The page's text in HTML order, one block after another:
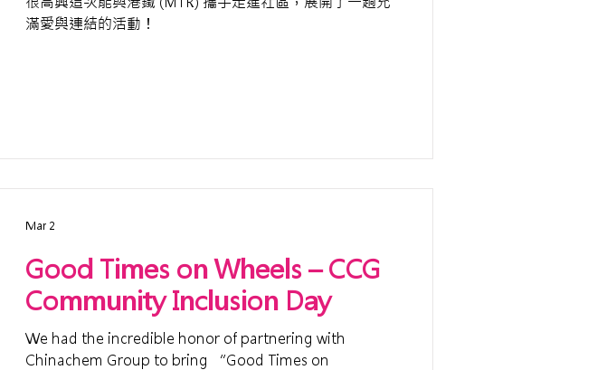
滿愛與連結的活動！
Good Times on Wheels – CCG
Community Inclusion Day
We had the incredible honor of partnering with
Chinachem Group to bring “Good Times on
Mar 2